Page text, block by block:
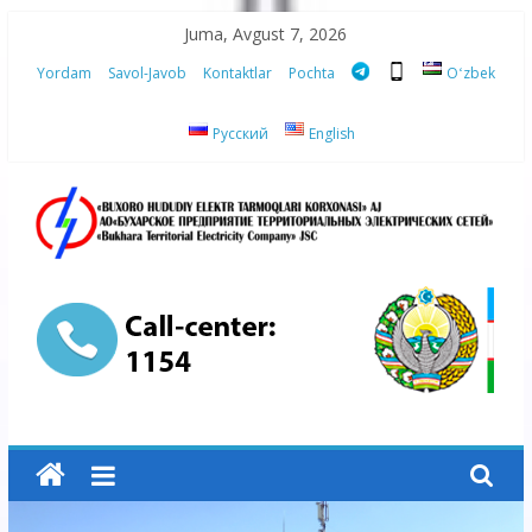
content
Juma, Avgust 7, 2026
Yordam Savol-Javob Kontaktlar Pochta Oʻzbek
Русский English
“Buxoro
hududiy
elektr
tarmoqlari